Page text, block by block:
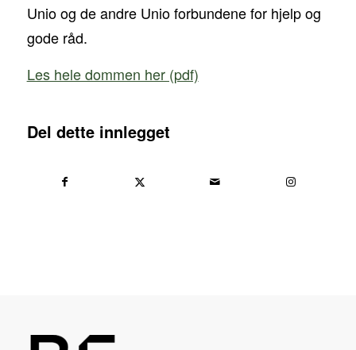
Unio og de andre Unio forbundene for hjelp og
gode råd.
Les hele dommen her (pdf)
Del dette innlegget